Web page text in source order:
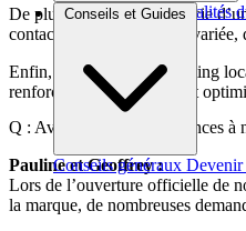
Brèves et actus Actualités
Conseils et Guides
Conseils généraux Devenir
De plus, notre local bénéficie
contact avec une clientèle
Enfin, la force d’un marketing
renforçons notre ancrage et
Q : Avez-vous des expériences à
Pauline et Geoffrey :
Lors de l’ouverture officielle de
la marque, de nombreuses